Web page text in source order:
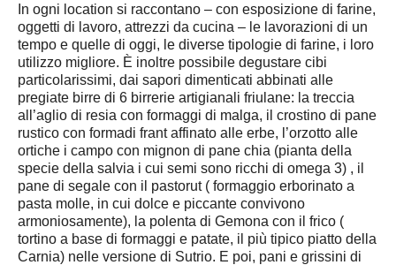
In ogni location si raccontano – con esposizione di farine,
oggetti di lavoro, attrezzi da cucina – le lavorazioni di un
tempo e quelle di oggi, le diverse tipologie di farine, i loro
utilizzo migliore. È inoltre possibile degustare cibi
particolarissimi, dai sapori dimenticati abbinati alle
pregiate birre di 6 birrerie artigianali friulane: la treccia
all’aglio di resia con formaggi di malga, il crostino di pane
rustico con formadi frant affinato alle erbe, l’orzotto alle
ortiche i campo con mignon di pane chia (pianta della
specie della salvia i cui semi sono ricchi di omega 3) , il
pane di segale con il pastorut ( formaggio erborinato a
pasta molle, in cui dolce e piccante convivono
armoniosamente), la polenta di Gemona con il frico (
tortino a base di formaggi e patate, il più tipico piatto della
Carnia) nelle versione di Sutrio. E poi, pani e grissini di